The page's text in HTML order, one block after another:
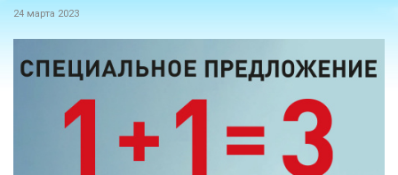
24 марта 2023